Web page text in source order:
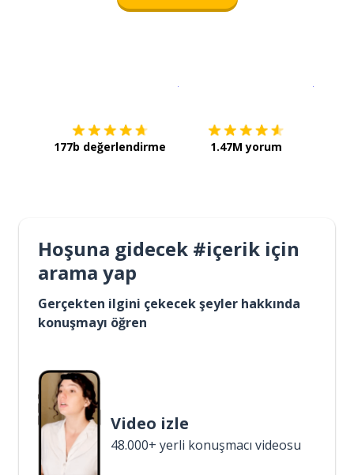
177b değerlendirme 1.47M yorum
Hoşuna gidecek #içerik için
arama yap
Gerçekten ilgini çekecek şeyler hakkında
konuşmayı öğren
Video izle
48.000+ yerli konuşmacı videosu